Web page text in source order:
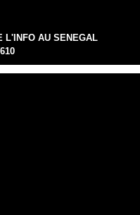
L'INFO AU SENEGAL